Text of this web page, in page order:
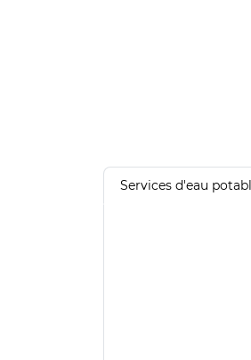
Services d'eau